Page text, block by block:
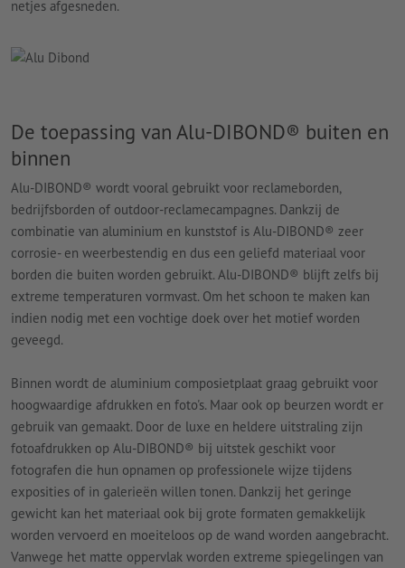
netjes afgesneden.
De toepassing van Alu-DIBOND® buiten en
binnen
Alu-DIBOND® wordt vooral gebruikt voor reclameborden,
bedrijfsborden of outdoor-reclamecampagnes. Dankzij de
combinatie van aluminium en kunststof is Alu-DIBOND® zeer
corrosie- en weerbestendig en dus een geliefd materiaal voor
borden die buiten worden gebruikt. Alu-DIBOND® blijft zelfs bij
extreme temperaturen vormvast. Om het schoon te maken kan
indien nodig met een vochtige doek over het motief worden
geveegd.
Binnen wordt de aluminium composietplaat graag gebruikt voor
hoogwaardige afdrukken en foto's. Maar ook op beurzen wordt er
gebruik van gemaakt. Door de luxe en heldere uitstraling zijn
fotoafdrukken op Alu-DIBOND® bij uitstek geschikt voor
fotografen die hun opnamen op professionele wijze tijdens
exposities of in galerieën willen tonen. Dankzij het geringe
gewicht kan het materiaal ook bij grote formaten gemakkelijk
worden vervoerd en moeiteloos op de wand worden aangebracht.
Vanwege het matte oppervlak worden extreme spiegelingen van